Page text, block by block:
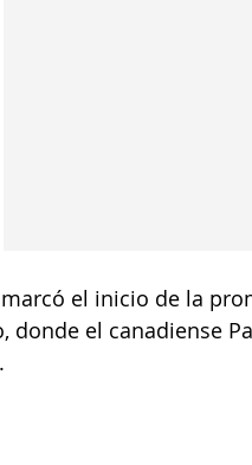
el inicio de la
donde el canadiense